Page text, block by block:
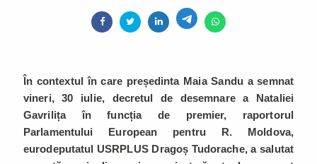
În contextul în care președinta Maia Sandu a semnat
vineri, 30 iulie, decretul de desemnare a Nataliei
Gavrilița în funcția de premier, raportorul
Parlamentului European pentru R. Moldova,
eurodeputatul USRPLUS Dragoș Tudorache, a salutat